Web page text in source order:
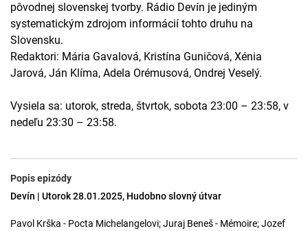
pôvodnej slovenskej tvorby. Rádio Devín je jediným
systematickým zdrojom informácií tohto druhu na
Slovensku.
Redaktori: Mária Gavalová, Kristína Guničová, Xénia
Jarová, Ján Klíma, Adela Orémusová, Ondrej Veselý.
Vysiela sa: utorok, streda, štvrtok, sobota 23:00 – 23:58, v
nedeľu 23:30 – 23:58.
Popis epizódy
Devín | Utorok 28.01.2025, Hudobno slovný útvar
Pavol Krška - Pocta Michelangelovi; Juraj Beneš - Mémoire; Jozef